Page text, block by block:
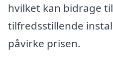
hvilket kan bidrage
tilfredsstillende
påvirke prisen.